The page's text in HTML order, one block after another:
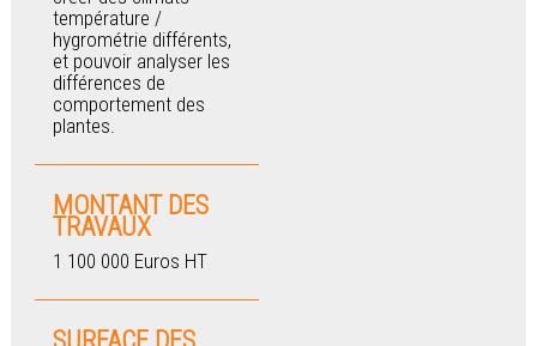
température /
hygrométrie différents,
et pouvoir analyser les
différences de
comportement des
plantes.
MONTANT DES
TRAVAUX
1 100 000 Euros HT